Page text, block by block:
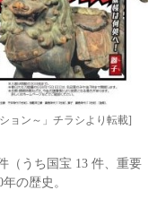
ョン～」チラシより転載]
（うち国宝 13 件、重要
の歴史。